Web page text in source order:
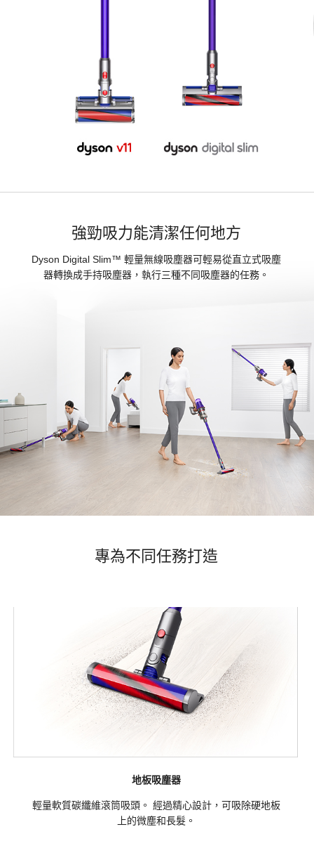
強勁吸力能清潔任何地方
Dyson Digital Slim™ 輕量無線吸塵器可輕易從直立式吸塵
器轉換成手持吸塵器，執行三種不同吸塵器的任務。
專為不同任務打造
地板吸塵器
輕量軟質碳纖維滾筒吸頭。 經過精心設計，可吸除硬地板
上的微塵和長髮。